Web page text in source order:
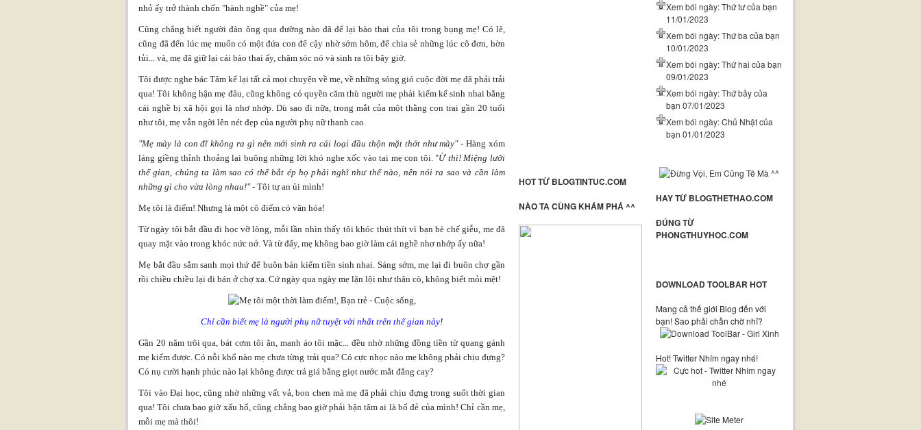
nhỏ ấy trở thành chốn "hành nghề" của mẹ!
Cũng chẳng biết người đàn ông qua đường nào đã để lại bào thai của tôi trong bụng mẹ! Có lẽ,
cũng đã đến lúc mẹ muốn có một đứa con để cậy nhờ sớm hôm, để chia sẻ những lúc cô đơn, hờn
tủi... và, mẹ đã giữ lại cái bào thai ấy, chăm sóc nó và sinh ra tôi bây giờ.
Tôi được nghe bác Tâm kể lại tất cả mọi chuyện về mẹ, về những sóng gió cuộc đời mẹ đã phải trải
qua! Tôi không hận mẹ đâu, cũng không có quyền căm thù người mẹ phải kiếm kế sinh nhai bằng
cái nghề bị xã hội gọi là nhơ nhớp. Dù sao đi nữa, trong mắt của một thằng con trai gần 20 tuổi
như tôi, mẹ vẫn ngời lên nét đẹp của người phụ nữ thanh cao.
"Mẹ mày là con đĩ không ra gì nên mới sinh ra cái loại đầu thộn mặt thớt như mày"- Hàng xóm
láng giềng thỉnh thoảng lại buông những lời khó nghe xốc vào tai mẹ con tôi. "Ừ thì! Miệng lưỡi
thế gian, chúng ta làm sao có thể bắt ép họ phải nghĩ như thế nào, nên nói ra sao và cần làm
những gì cho vừa lòng nhau!"- Tôi tự an ủi mình!
Mẹ tôi là điếm! Nhưng là một cô điếm có văn hóa!
Từ ngày tôi bắt đầu đi học vỡ lòng, mỗi lần nhìn thấy tôi khóc thút thít vì bạn bè chế giễu, me đã
quay mặt vào trong khóc nức nở. Và từ đấy, mẹ không bao giờ làm cái nghề nhơ nhớp ấy nữa!
Mẹ bắt đầu sắm sanh mọi thứ để buôn bán kiếm tiền sinh nhai. Sáng sớm, mẹ lại đi buôn chợ gần
rồi chiều chiều lại đi bán ở chợ xa. Cứ ngày qua ngày mẹ lặn lội như thân cò, không biết mỏi mệt!
Chỉ cần biết mẹ là người phụ nữ tuyệt vời nhất trên thế gian này!
Gần 20 năm trôi qua, bát cơm tôi ăn, manh áo tôi mặc... đều nhờ những đồng tiền từ quang gánh
mẹ kiếm được. Có nỗi khổ nào mẹ chưa từng trải qua? Có cực nhọc nào mẹ không phải chịu đựng?
Có nụ cười hạnh phúc nào lại không được trả giá bằng giọt nước mắt đắng cay?
Tôi vào Đại học, cũng nhờ những vất vả, bon chen mà mẹ đã phải chịu đựng trong suốt thời gian
qua! Tôi chưa bao giờ xấu hổ, cũng chẳng bao giờ phải bận tâm ai là bố đẻ của mình! Chỉ cần mẹ,
mỗi mẹ mà thôi!
HOT TỪ BLOGTINTUC.COM
NÀO TA CÙNG KHÁM PHÁ ^^
Xem bói ngày: Thứ tư của bạn
11/01/2023
Xem bói ngày: Thứ ba của bạn
10/01/2023
Xem bói ngày: Thứ hai của bạn
09/01/2023
Xem bói ngày: Thứ bảy của
bạn 07/01/2023
Xem bói ngày: Chủ Nhật của
bạn 01/01/2023
HAY TỪ BLOGTHETHAO.COM
ĐÚNG TỪ
PHONGTHUYHOC.COM
DOWNLOAD TOOLBAR HOT
Mang cả thế giới Blog đến với
bạn! Sao phải chần chờ nhỉ?
Hot! Twitter Nhím ngay nhé!